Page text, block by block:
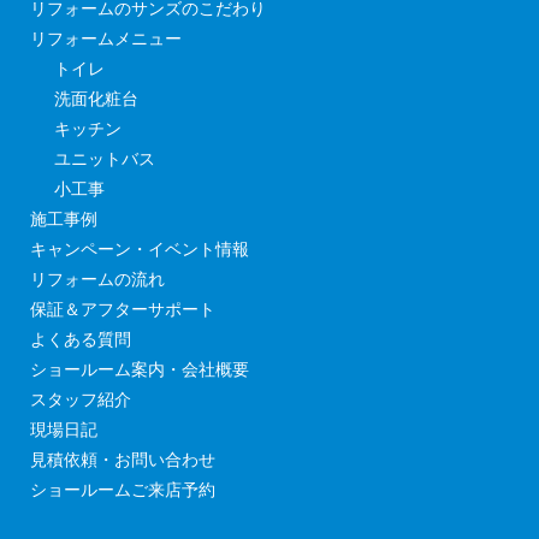
リフォームのサンズのこだわり
リフォームメニュー
トイレ
洗面化粧台
キッチン
ユニットバス
小工事
施工事例
キャンペーン・イベント情報
リフォームの流れ
保証＆アフターサポート
よくある質問
ショールーム案内・会社概要
スタッフ紹介
現場日記
見積依頼・お問い合わせ
ショールームご来店予約